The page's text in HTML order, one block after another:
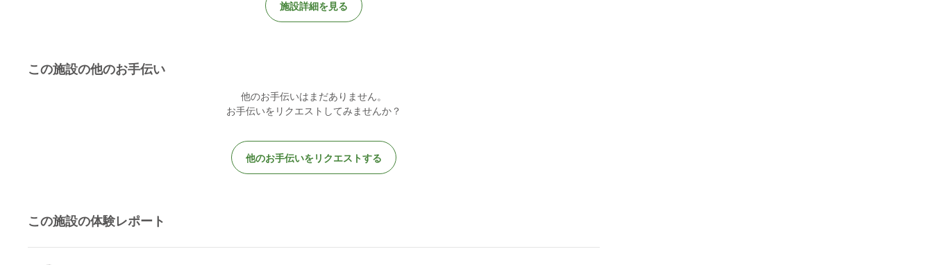
施設詳細を見る
この施設の他のお手伝い
他のお手伝いはまだありません。
お手伝いをリクエストしてみませんか？
他のお手伝いをリクエストする
この施設の体験レポート